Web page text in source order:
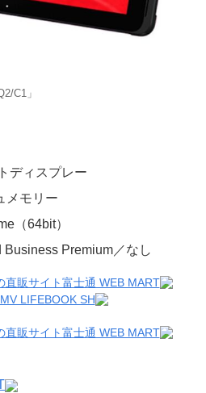
C1」
ディスプレー
メモリー
（64bit）
Business Premium／なし